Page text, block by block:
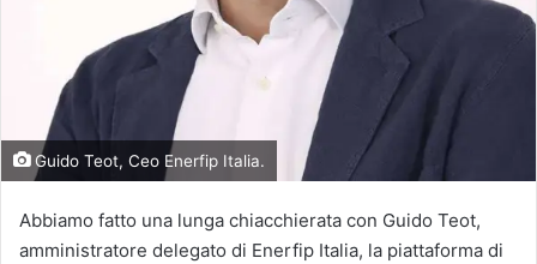
Guido Teot, Ceo Enerfip Italia.
Abbiamo fatto una lunga chiacchierata con Guido Teot,
amministratore delegato di Enerfip Italia, la piattaforma di